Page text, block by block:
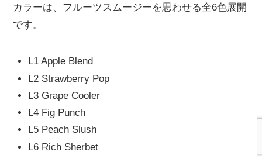
カラーは、フルーツスムージーを思わせる全6色展開
です。
L1 Apple Blend
L2 Strawberry Pop
L3 Grape Cooler
L4 Fig Punch
L5 Peach Slush
L6 Rich Sherbet